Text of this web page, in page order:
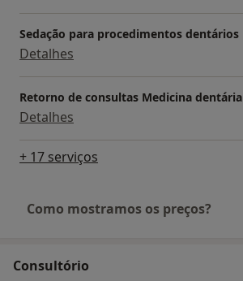
Sedação para procedimentos dentários
Detalhes
Retorno de consultas Medicina dentária
Detalhes
+ 17 serviços
Como mostramos os preços?
Consultório